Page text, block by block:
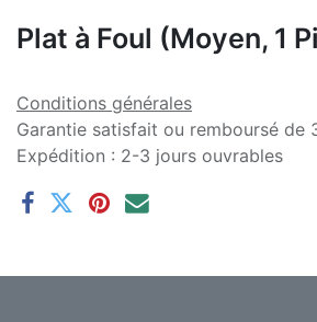
Plat à Foul (Moyen, 1
Conditions générales
Garantie satisfait ou remboursé de
Expédition : 2-3 jours ouvrables